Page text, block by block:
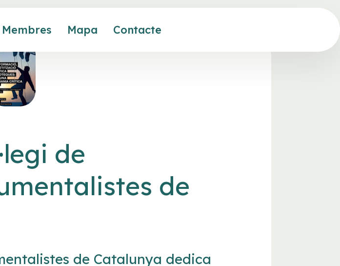
Membres Mapa Contacte
de
de
de Catalunya dedica